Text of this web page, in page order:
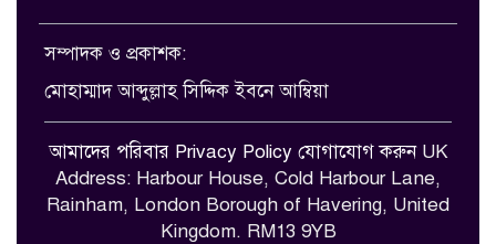
সম্পাদক ও প্রকাশক:
মোহাম্মাদ আব্দুল্লাহ সিদ্দিক ইবনে আম্বিয়া
আমাদের পরিবার Privacy Policy যোগাযোগ করুনUK
Address: Harbour House, Cold Harbour Lane,
Rainham, London Borough of Havering, United
Kingdom. RM13 9YB